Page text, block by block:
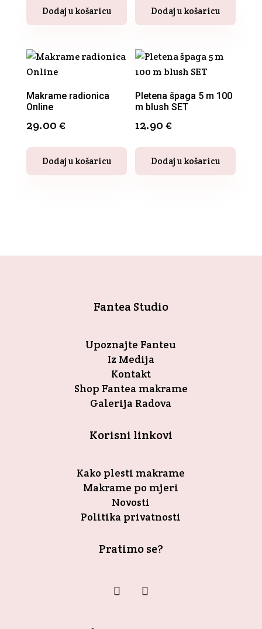
Dodaj u košaricu Dodaj u košaricu
Makrame radionica
Online
29.00€
Dodaj u košaricu
Pletena špaga 5 m 100
m blush SET
12.90€
Dodaj u košaricu
Fantea Studio
Upoznajte Fanteu
Iz Medija
Kontakt
Shop Fantea makrame
Galerija Radova
Korisni linkovi
Kako plesti makrame
Makrame po mjeri
Novosti
Politika privatnosti
Pratimo se?